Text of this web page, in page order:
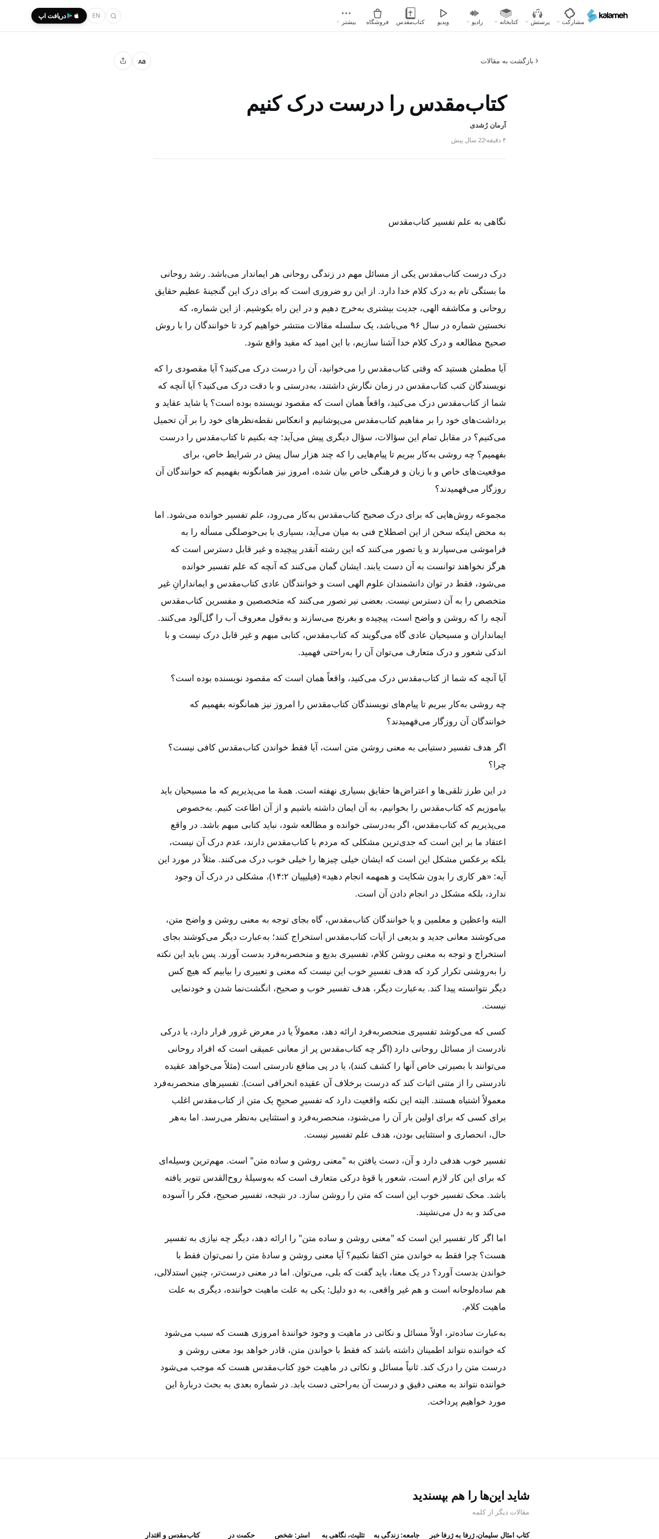
محتوای
مشارکت پرستش کتابخانه رادیو ویدیو کتاب‌مقدس فروشگاه بیشتر
EN دریافت اپ
بازگشت به مقالات Aa
کتاب‌مقدس را درست درک کنیم‌
آرمان رُشدی
۴ دقیقه 22 سال پیش
نگاهی به علم تفسیر کتاب‌مقدس‌
درک درست کتاب‌مقدس یکی از مسائل مهم در زندگی روحانی هر ایماندار می‌باشد. رشد روحانی
ما بستگی تام به درک کلام خدا دارد. از این رو ضروری است که برای درک این گنجینۀ عظیم حقایق
روحانی و مکاشفه الهی، جدیت بیشتری به‌خرج دهیم و در این راه بکوشیم‌. از این شماره‌، که
نخستین شماره در سال ۹۶ می‌باشد، یک سلسله مقالات منتشر خواهیم کرد تا خوانندگان را با روش
صحیح مطالعه و درک کلام خدا آشنا سازیم‌، با این امید که مفید واقع شود.
آیا مطمئن هستید که وقتی کتاب‌مقدس را می‌خوانید، آن را درست درک می‌کنید؟ آیا مقصودی را که
نویسندگان کتب کتاب‌مقدس در زمان نگارش داشتند، به‌درستی و با دقت درک می‌کنید؟ آیا آنچه که
شما از کتاب‌مقدس درک می‌کنید، واقعاً همان است که مقصود نویسنده بوده است‌؟ یا شاید عقاید و
برداشت‌های خود را بر مفاهیم کتاب‌مقدس می‌پوشانیم و انعکاس نقطه‌نظرهای خود را بر آن تحمیل
می‌کنیم‌؟ در مقابل تمام این سؤالات‌، سؤال دیگری پیش می‌آید: چه بکنیم تا کتاب‌مقدس را درست
بفهمیم‌؟ چه روشی به‌کار ببریم تا پیام‌هایی را که چند هزار سال پیش در شرایط خاص‌، برای
موقعیت‌های خاص و با زبان و فرهنگی خاص بیان شده‌، امروز نیز همانگونه بفهمیم که خوانندگان آن
روزگار می‌فهمیدند؟
مجموعه روش‌هایی که برای درک صحیح کتاب‌مقدس به‌کار می‌رود، علم تفسیر خوانده می‌شود. اما
به محض اینکه سخن از این اصطلاح فنی به میان می‌آید، بسیاری با بی‌حوصلگی مسأله را به
فراموشی می‌سپارند و یا تصور می‌کنند که این رشته آنقدر پیچیده و غیر قابل دسترس است که
هرگز نخواهند توانست به آن دست یابند. ایشان گمان می‌کنند که آنچه که علم تفسیر خوانده
می‌شود، فقط در توان دانشمندان علوم الهی است و خوانندگان عادی کتاب‌مقدس و ایماندارانِ غیر
متخصص را به آن دسترس نیست‌. بعضی نیر تصور می‌کنند که متخصصین و مفسرین کتاب‌مقدس
آنچه را که روشن و واضح است‌، پیچیده و بغرنج می‌سازند و به‌قول معروف آب را گل‌آلود می‌کنند.
ایمانداران و مسیحیان عادی گاه می‌گویند که کتاب‌مقدس‌، کتابی مبهم و غیر قابل درک نیست و با
اندکی شعور و درک متعارف می‌توان آن را به‌راحتی فهمید.
آیا آنچه که شما از کتاب‌مقدس درک می‌کنید، واقعاً همان است که مقصود نویسنده بوده است‌؟
چه روشی به‌کار ببریم تا پیام‌های نویسندگان کتاب‌مقدس را امروز نیز همانگونه بفهمیم که
خوانندگان آن روزگار می‌فهمیدند؟
اگر هدف تفسیر دستیابی به معنی روشن متن است‌، آیا فقط خواندن کتاب‌مقدس کافی نیست‌؟
چرا؟
در این طرز تلقی‌ها و اعتراض‌ها حقایق بسیاری نهفته است‌. همۀ ما می‌پذیریم که ما مسیحیان باید
بیاموزیم که کتاب‌مقدس را بخوانیم‌، به آن ایمان داشته باشیم و از آن اطاعت کنیم‌. به‌خصوص
می‌پذیریم که کتاب‌مقدس‌، اگر به‌درستی خوانده و مطالعه شود، نباید کتابی مبهم باشد. در واقع
اعتقاد ما بر این است که جدی‌ترین مشکلی که مردم با کتاب‌مقدس دارند، عدم درک آن نیست‌،
بلکه برعکس مشکل این است که ایشان خیلی چیزها را خیلی خوب درک می‌کنند. مثلاً در مورد این
آیه‌: «هر کاری را بدون شکایت و همهمه انجام دهید» (فیلیپیان ۲:‏۱۴)، مشکلی در درک آن وجود
ندارد، بلکه مشکل در انجام دادن آن است‌.
البته واعظین و معلمین و یا خوانندگان کتاب‌مقدس‌، گاه بجای توجه به معنی روشن و واضح متن‌،
می‌کوشند معانی جدید و بدیعی از آیات کتاب‌مقدس استخراج کنند؛ به‌عبارت دیگر می‌کوشند بجای
استخراج و توجه به معنی روشن کلام‌، تفسیری بدیع و منحصربه‌فرد بدست آورند. پس باید این نکته
را به‌روشنی تکرار کرد که هدف تفسیرِ خوب این نیست که معنی و تعبیری را بیابیم که هیچ کس
دیگر نتوانسته پیدا کند. به‌عبارت دیگر، هدف تفسیر خوب و صحیح‌، انگشت‌نما شدن و خودنمایی
نیست‌.
کسی که می‌کوشد تفسیری منحصربه‌فرد ارائه دهد، معمولاً یا در معرض غرور قرار دارد، یا درکی
نادرست از مسائل روحانی دارد (اگر چه کتاب‌مقدس پر از معانی عمیقی است که افراد روحانی
می‌توانند با بصیرتی خاص آنها را کشف کنند)، یا در پی منافع نادرستی است (مثلاً می‌خواهد عقیده
نادرستی را از متنی اثبات کند که درست برخلاف آن عقیده انحرافی است‌). تفسیرهای منحصربه‌فرد
معمولاً اشتباه هستند. البته این نکته واقعیت دارد که تفسیرِ صحیحِ یک متن از کتاب‌مقدس اغلب
برای کسی که برای اولین بار آن را می‌شنود، منحصربه‌فرد و استثنایی به‌نظر می‌رسد. اما به‌هر
حال‌، انحصاری و استثنایی بودن‌، هدف علم تفسیر نیست‌.
تفسیر خوب هدفی دارد و آن‌، دست یافتن به "معنی روشن و ساده متن‌" است‌. مهم‌ترین وسیله‌ای
که برای این کار لازم است‌، شعور یا قوۀ درکی متعارف است که به‌وسیلۀ روح‌القدس تنویر یافته
باشد. محک تفسیر خوب این است که متن را روشن سازد. در نتیجه‌، تفسیر صحیح‌، فکر را آسوده
می‌کند و به دل می‌نشیند.
اما اگر کار تفسیر این است که "معنی روشن و ساده متن‌" را ارائه دهد، دیگر چه نیازی به تفسیر
هست‌؟ چرا فقط به خواندن متن اکتفا نکنیم‌؟ آیا معنی روشن و سادۀ متن را نمی‌توان فقط با
خواندن‌ بدست آورد؟ در یک معنا، باید گفت که بلی‌، می‌توان‌. اما در معنی درست‌تر، چنین استدلالی‌،
هم ساده‌لوحانه است و هم غیر واقعی‌، به دو دلیل‌: یکی به علت ماهیت خواننده‌، دیگری به علت
ماهیت کلام‌.
به‌عبارت ساده‌تر، اولاً مسائل و نکاتی در ماهیت و وجود خوانندۀ امروزی هست که سبب می‌شود
که خواننده نتواند اطمینان داشته باشد که فقط با خواندن متن‌، قادر خواهد بود معنی روشن و
درست متن را درک کند. ثانیاً مسائل و نکاتی در ماهیت خودِ کتاب‌مقدس هست که موجب می‌شود
خواننده نتواند به معنی دقیق و درست آن به‌راحتی دست یابد. در شماره بعدی به بحث دربارۀ این
مورد خواهیم پرداخت.
شاید این‌ها را هم بپسندید
مقالات دیگر از کلمه
کتاب امثال سلیمان،ژرفا به ژرفا خبر
جامعه: زندگی به
تثلیث، نگاهی به
استر: شخص
حکمت در
کتاب‌مقدس و اقتدار